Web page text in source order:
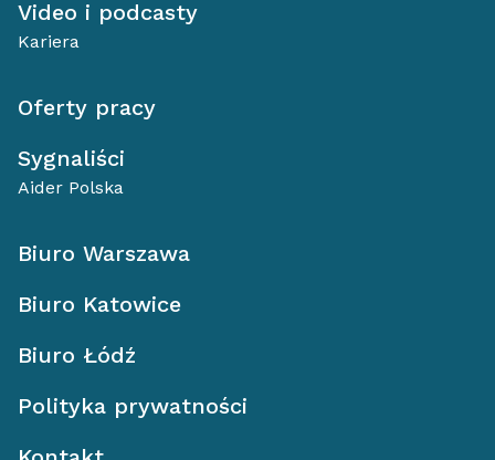
Video i podcasty
Kariera
Oferty pracy
Sygnaliści
Aider Polska
Biuro Warszawa
Biuro Katowice
Biuro Łódź
Polityka prywatności